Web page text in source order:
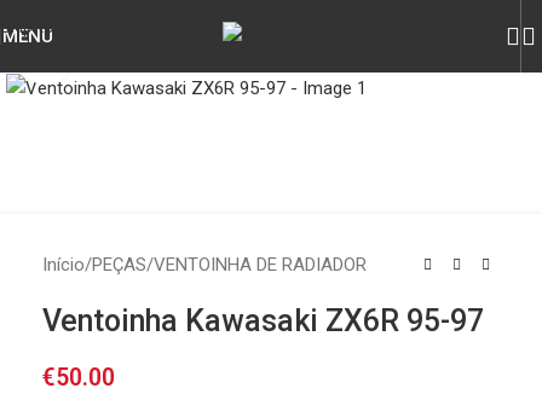
Skip to navigation
MENU
Início/PEÇAS/VENTOINHA DE RADIADOR
Ventoinha Kawasaki ZX6R 95-97
€50.00